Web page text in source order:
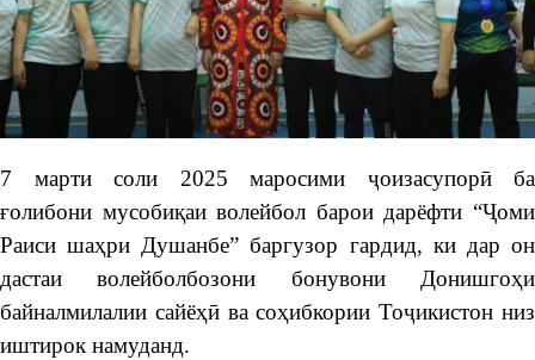
7 марти соли 2025 маросими ҷоизасупорӣ ба
ғолибони мусобиқаи волейбол барои дарёфти “Ҷоми
Раиси шаҳри Душанбе” баргузор гардид, ки дар он
дастаи волейболбозони бонувони Донишгоҳи
байналмилалии сайёҳӣ ва соҳибкории Тоҷикистон низ
иштирок намуданд.